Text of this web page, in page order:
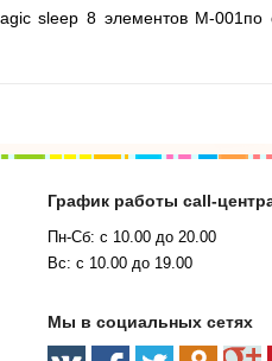
sleep 8 элементов M-
График работы call-
Пн-Сб: с 10.00 до 20.00
Вс: с 10.00 до 19.00
Мы в социальных сетях